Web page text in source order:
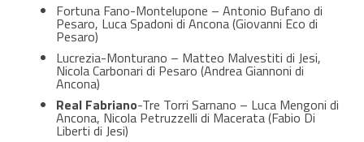
Fortuna Fano-Montelupone – Antonio Bufano di
Pesaro, Luca Spadoni di Ancona (Giovanni Eco di
Pesaro)
Lucrezia-Monturano – Matteo Malvestiti di Jesi,
Nicola Carbonari di Pesaro (Andrea Giannoni di
Ancona)
Real Fabriano-Tre Torri Sarnano – Luca Mengoni di
Ancona, Nicola Petruzzelli di Macerata (Fabio Di
Liberti di Jesi)